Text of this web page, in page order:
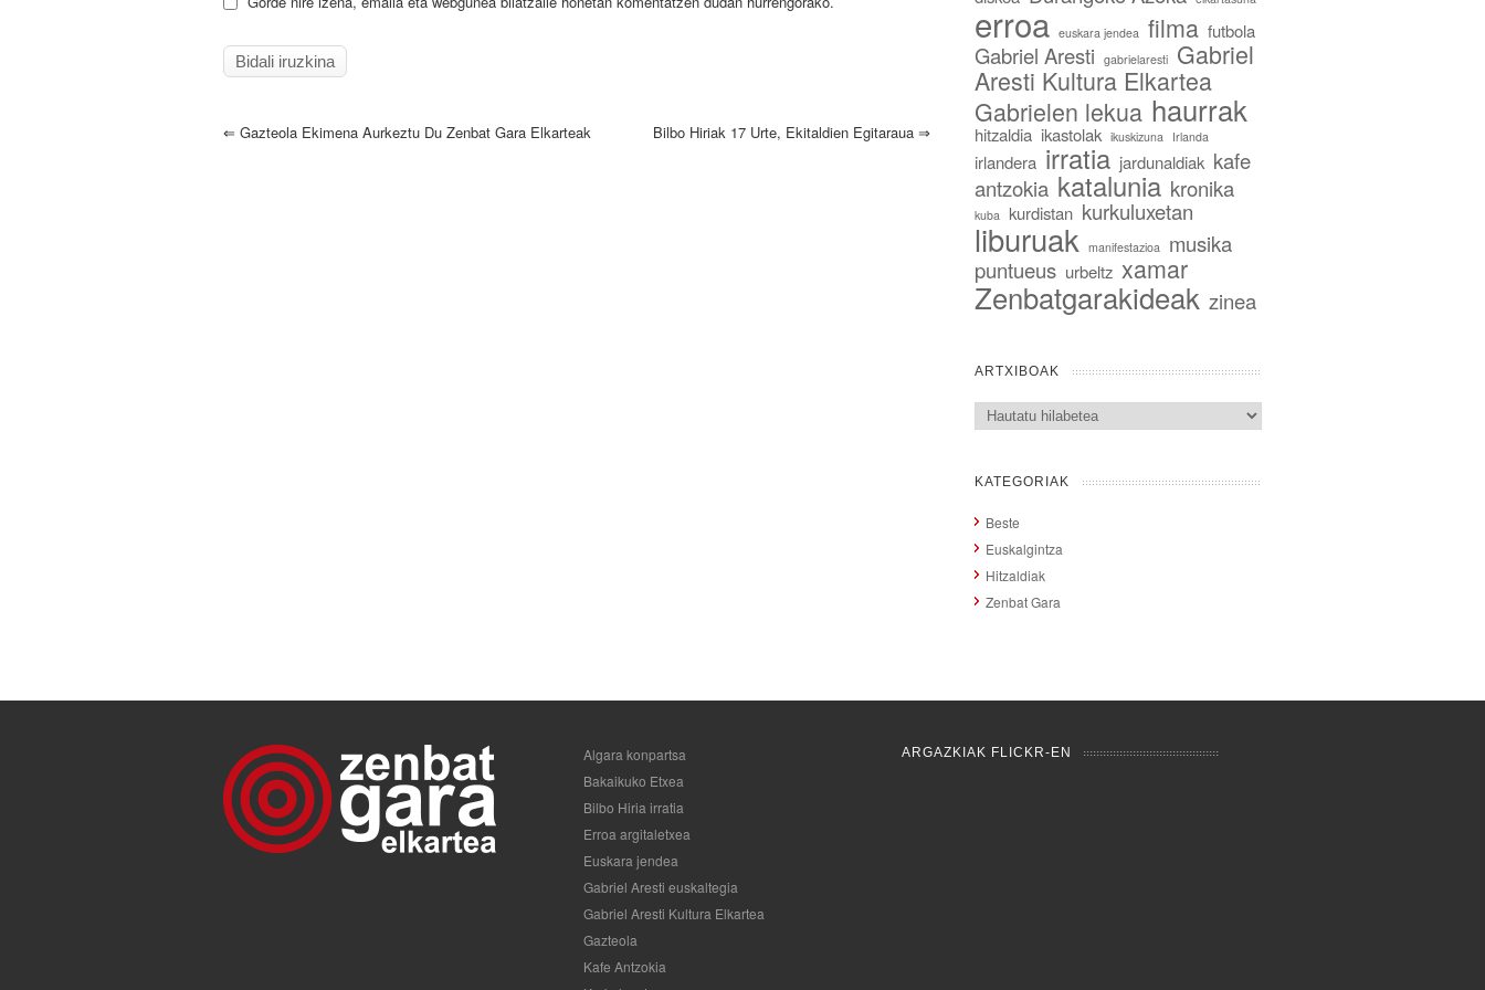
⇐ Gazteola Ekimena Aurkeztu Du Zenbat Gara Elkarteak Bilbo Hiriak 17 Urte, Ekitaldien Egitaraua ⇒
erroa euskara jendea filma futbola
Gabriel Aresti gabrielaresti Gabriel
Aresti Kultura Elkartea
Gabrielen lekua haurrak
hitzaldia ikastolak ikuskizuna Irlanda
irlandera irratia jardunaldiak kafe
antzokia katalunia kronika
kuba kurdistan kurkuluxetan
liburuak manifestazioa musika
puntueus urbeltz xamar
Zenbatgarakideak zinea
ARTXIBOAK
Artxiboak
KATEGORIAK
Beste
Euskalgintza
Hitzaldiak
Zenbat Gara
Algara konpartsa
Bakaikuko Etxea
Bilbo Hiria irratia
Erroa argitaletxea
Euskara jendea
Gabriel Aresti euskaltegia
Gabriel Aresti Kultura Elkartea
Gazteola
Kafe Antzokia
ARGAZKIAK FLICKR-EN